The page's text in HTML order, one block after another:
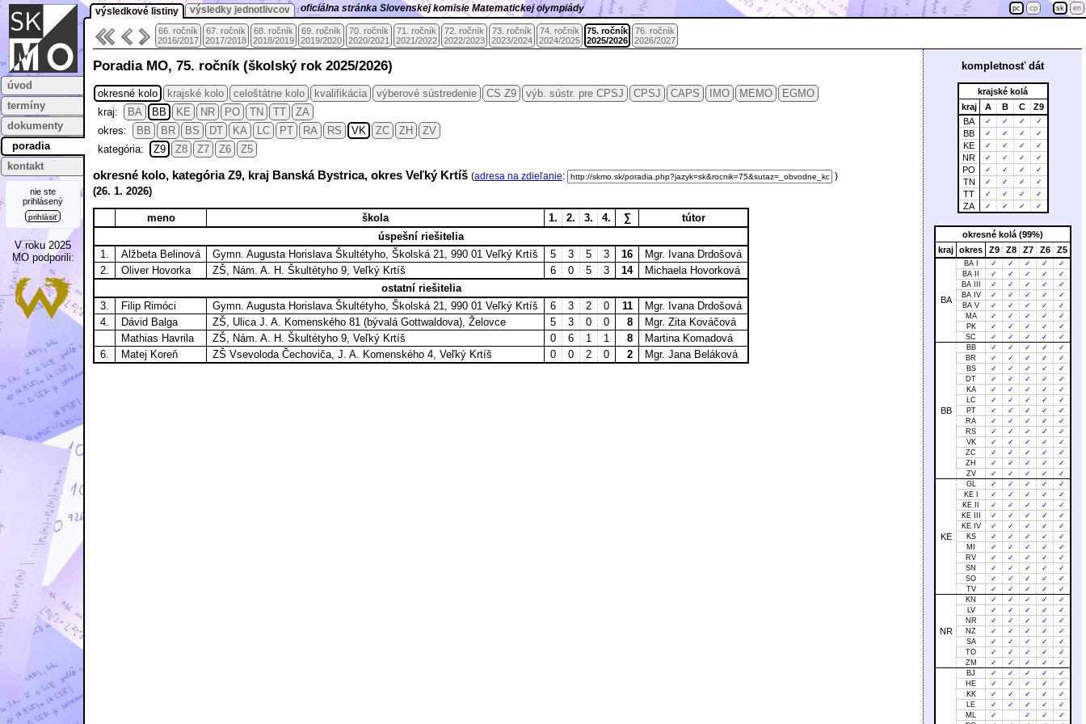
úvod
termíny
dokumenty
poradia
kontakt
nie ste
prihlásený
prihlásiť
V roku 2025
MO podporili:
výsledkové listiny výsledky jednotlivcov oficiálna stránka Slovenskej komisie Matematickej olympiády pc cp sk en
66. ročník
2016/2017
67. ročník
2017/2018
68. ročník
2018/2019
69. ročník
2019/2020
70. ročník
2020/2021
71. ročník
2021/2022
72. ročník
2022/2023
73. ročník
2023/2024
74. ročník
2024/2025
75. ročník
2025/2026
76. ročník
2026/2027
kompletnosť dát
krajské kolá
kraj
A B C
Z9
BA
✓ ✓ ✓ ✓
BB ✓ ✓ ✓ ✓
KE ✓ ✓ ✓ ✓
NR ✓ ✓ ✓ ✓
PO ✓ ✓ ✓ ✓
TN ✓ ✓ ✓ ✓
TT ✓ ✓ ✓ ✓
ZA ✓ ✓ ✓ ✓
okresné kolá (99%)
kraj okres Z9 Z8 Z7 Z6 Z5
BA
BA I ✓ ✓ ✓ ✓
✓
BA II
✓ ✓ ✓ ✓
✓
BA III
✓ ✓ ✓ ✓
✓
BA IV
✓ ✓ ✓ ✓
✓
BA V
✓ ✓ ✓ ✓
✓
MA
✓ ✓ ✓ ✓
✓
PK
✓ ✓ ✓ ✓
✓
SC
✓ ✓ ✓ ✓ ✓
BB
BB ✓ ✓ ✓ ✓
✓
BR
✓ ✓ ✓ ✓
✓
BS
✓ ✓ ✓ ✓
✓
DT
✓ ✓ ✓ ✓
✓
KA
✓ ✓ ✓ ✓
✓
LC
✓ ✓ ✓ ✓
✓
PT
✓ ✓ ✓ ✓
✓
RA
✓ ✓ ✓ ✓
✓
RS
✓ ✓ ✓ ✓
✓
VK
✓ ✓ ✓ ✓
✓
ZC
✓ ✓ ✓ ✓
✓
ZH
✓ ✓ ✓ ✓
✓
ZV
✓ ✓ ✓ ✓ ✓
KE
GL ✓ ✓ ✓ ✓
✓
KE I
✓ ✓ ✓ ✓
✓
KE II
✓ ✓ ✓ ✓
✓
KE III
✓ ✓ ✓ ✓
✓
KE IV
✓ ✓ ✓ ✓
✓
KS
✓ ✓ ✓ ✓
✓
MI
✓ ✓ ✓ ✓
✓
RV
✓ ✓ ✓ ✓
✓
SN
✓ ✓ ✓ ✓
✓
SO
✓ ✓ ✓ ✓
✓
TV
✓ ✓ ✓ ✓ ✓
NR
KN ✓ ✓ ✓ ✓
✓
LV
✓ ✓ ✓ ✓
✓
NR
✓ ✓ ✓ ✓
✓
NZ
✓ ✓ ✓ ✓
✓
SA
✓ ✓ ✓ ✓
✓
TO
✓ ✓ ✓ ✓
✓
ZM
✓ ✓ ✓ ✓
✓
BJ
✓ ✓ ✓ ✓
✓
HE
✓ ✓ ✓ ✓
✓
KK
✓ ✓ ✓ ✓
✓
LE
✓ ✓ ✓ ✓
✓
ML
✓ ✓ ✓
✓
Poradia MO, 75. ročník (školský rok 2025/2026)
okresné kolo krajské kolo celoštátne kolo kvalifikácia výberové sústredenie CS Z9 výb. sústr. pre CPSJ CPSJ CAPS IMO MEMO
EGMO
kraj:
BA BB KE NR PO TN TT
ZA
okres:
BB BR BS DT KA LC PT RA RS VK ZC ZH
ZV
kategória:
Z9 Z8 Z7 Z6 Z5
okresné kolo, kategória Z9, kraj Banská Bystrica, okres Veľký Krtíš (adresa na zdieľanie: )
(26. 1. 2026)
meno škola 1. 2. 3. 4. ∑
tútor
úspešní riešitelia
1.
Alžbeta Belinová Gymn. Augusta Horislava Škultétyho, Školská 21, 990 01 Veľký Krtíš 5 3 5 3 16
Mgr. Ivana Drdošová
2.
Oliver Hovorka ZŠ, Nám. A. H. Škultétyho 9, Veľký Krtíš 6 0 5 3 14
Michaela Hovorková
ostatní riešitelia
3.
Filip Rimóci Gymn. Augusta Horislava Škultétyho, Školská 21, 990 01 Veľký Krtíš 6 3 2 0 11
Mgr. Ivana Drdošová
4.
Dávid Balga ZŠ, Ulica J. A. Komenského 81 (bývalá Gottwaldova), Želovce 5 3 0 0 8
Mgr. Zita Kováčová
Mathias Havrila
ZŠ, Nám. A. H. Škultétyho 9, Veľký Krtíš 0 6 1 1 8
Martina Komadová
6.
Matej Koreň ZŠ Vsevoloda Čechoviča, J. A. Komenského 4, Veľký Krtíš 0 0 2 0 2 Mgr. Jana Beláková